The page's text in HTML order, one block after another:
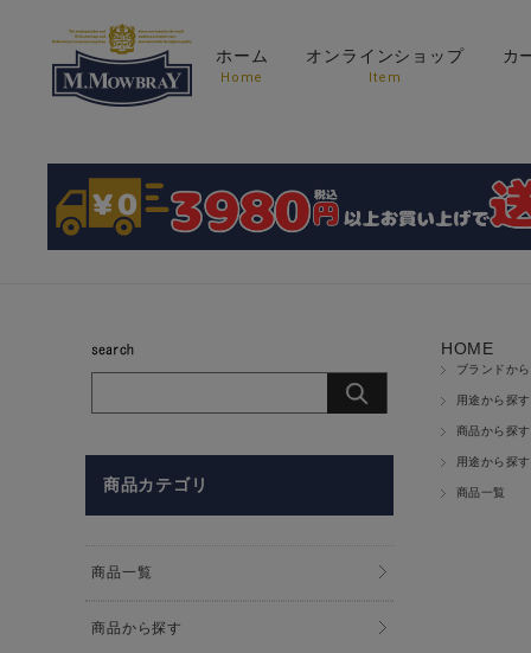
ホーム
Home
オンラインショップ
Item
カ
HOME
ブランドか
用途から探す
商品から探す
用途から探す
商品一覧
商品カテゴリ
商品一覧
商品から探す